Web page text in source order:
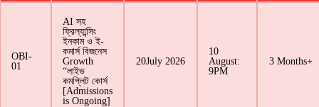
OBI-
01
AI সহ
ফ্রিল্যান্সিং
ইনকাম ও ই-
কমার্স বিজনেস
Growth
“লাইভ
কমপ্লিট কোর্স
[Admissions
is Ongoing]
20July 2026
10
August:
9PM
3 Months+